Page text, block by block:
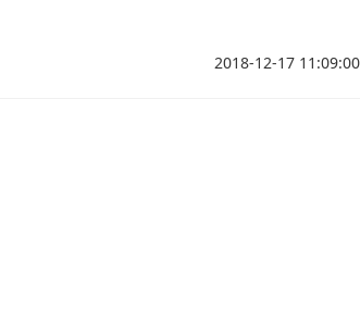
2018-12-17 11:09:00